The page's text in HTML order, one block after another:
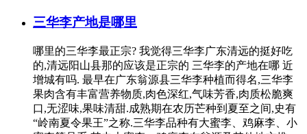
三华李产地是哪里
哪里的三华李最正宗? 我觉得三华李广东清远的挺好吃
的,清远阳山县那的应该是正宗的 三华李的产地在哪 近
增城有吗. 最早在广东翁源县三华李种植而得名,三华李
果肉含有丰富营养物质,肉色深红,气味芳香,肉质松脆爽
口,无涩味,果味清甜.成熟期在农历芒种到夏至之间,史有
“岭南夏令果王”之称.三华李品种有大蜜李、鸡麻李、小